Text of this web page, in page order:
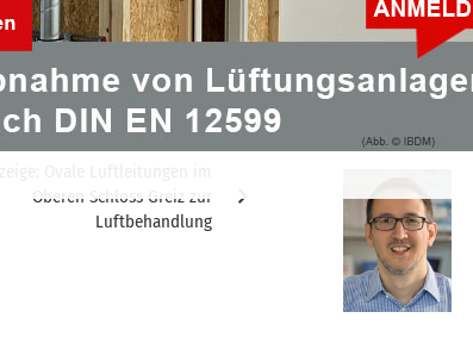
Oberen Schloss Greiz zur
Luftbehandlung